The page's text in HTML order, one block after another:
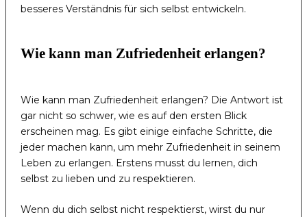
besseres Verständnis für sich selbst entwickeln.
Wie kann man Zufriedenheit erlangen?
Wie kann man Zufriedenheit erlangen? Die Antwort ist
gar nicht so schwer, wie es auf den ersten Blick
erscheinen mag. Es gibt einige einfache Schritte, die
jeder machen kann, um mehr Zufriedenheit in seinem
Leben zu erlangen. Erstens musst du lernen, dich
selbst zu lieben und zu respektieren.
Wenn du dich selbst nicht respektierst, wirst du nur